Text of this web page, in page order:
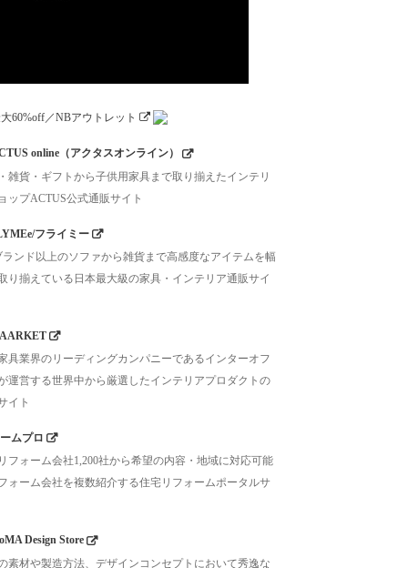
online（アクタスオンライン）
雑貨・ギフトから子供用家具まで取り揃えたインテリ
ップACTUS公式通販サイト
フライミー
ランド以上のソファから雑貨まで高感度なアイテムを幅
り揃えている日本最大級の家具・インテリア通販サイ
具業界のリーディングカンパニーであるインターオフ
運営する世界中から厳選したインテリアプロダクトの
イト
ムプロ
フォーム会社1,200社から希望の内容・地域に対応可能
ォーム会社を複数紹介する住宅リフォームポータルサ
Design Store
素材や製造方法、デザインコンセプトにおいて秀逸な